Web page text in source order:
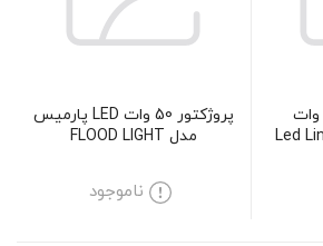
چراغ LED خطی 60 وات
پروژکتور 50 وات LED پارمیس
مدل FLOOD LIGHT
ناموجود